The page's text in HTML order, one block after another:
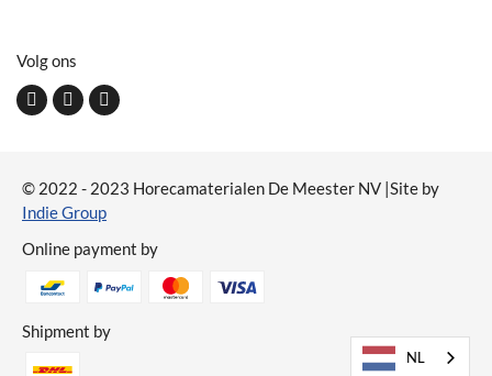
Volg ons
© 2022 - 2023 Horecamaterialen De Meester NV |Site by
Indie Group
Online payment by
Shipment by
NL